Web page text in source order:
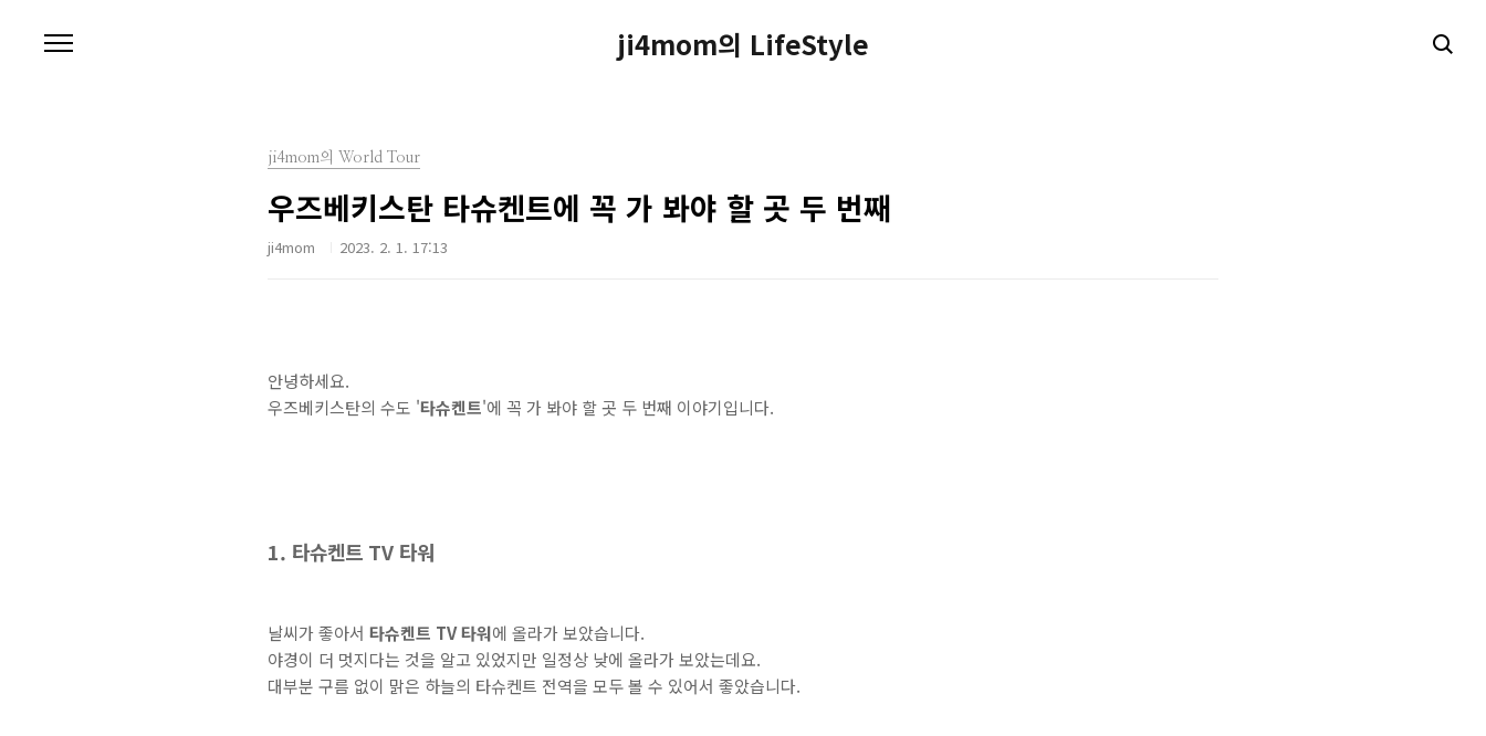
ji4mom의 LifeStyle
ji4mom의 World Tour
우즈베키스탄 타슈켄트에 꼭 가 봐야 할 곳 두 번째
ji4mom 2023. 2. 1. 17:13
안녕하세요.
우즈베키스탄의 수도 '타슈켄트'에 꼭 가 봐야 할 곳 두 번째 이야기입니다.
1. 타슈켄트 TV 타워
날씨가 좋아서 타슈켄트 TV 타워에 올라가 보았습니다.
야경이 더 멋지다는 것을 알고 있었지만 일정상 낮에 올라가 보았는데요.
대부분 구름 없이 맑은 하늘의 타슈켄트 전역을 모두 볼 수 있어서 좋았습니다.